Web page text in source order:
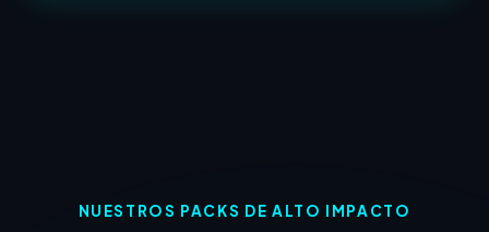
NUESTROS PACKS DE ALTO IMPACTO